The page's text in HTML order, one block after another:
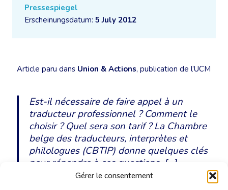
Gérer le consentement
Pressespiegel
Erscheinungsdatum: 5 July 2012
Article paru dans Union & Actions, publication de l’UCM
Est-il nécessaire de faire appel à un
traducteur professionnel ? Comment le
choisir ? Quel sera son tarif ? La Chambre
belge des traducteurs, interprètes et
philologues (CBTIP) donne quelques clés
pour répondre à ces questions. […]